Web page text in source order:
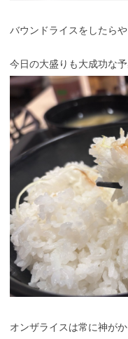
バウンドライスをしたらや
今日の大盛りも大成功な予
オンザライスは常に神が